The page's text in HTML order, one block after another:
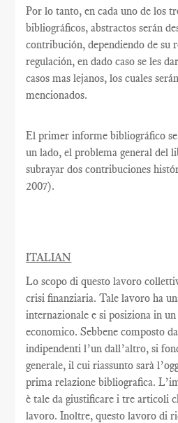
Por lo tanto, en cada uno de los
bibliográficos, abstractos serán
contribución, dependiendo de su
regulación, en dado caso se les
casos mas lejanos, los cuales
mencionados.
El primer informe bibliográfico
un lado, el problema general del
subrayar dos contribuciones
2007).
ITALIAN
Lo scopo di questo lavoro
crisi finanziaria. Tale lavoro ha
internazionale e si posiziona in
economico. Sebbene composto
indipendenti l’un dall’altro, si
generale, il cui riassunto sarà
prima relazione bibliografica.
è tale da giustificare i tre articoli
lavoro. Inoltre, questo lavoro di